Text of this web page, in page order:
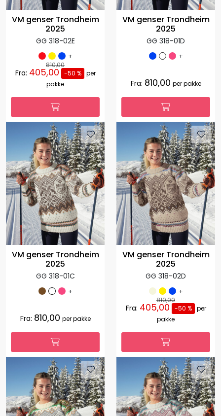
VM genser Trondheim
2025
GG 318-02E
+
810,00
Fra: 405,00 -50 %
per
pakke
VM genser Trondheim
2025
GG 318-01D
+
Fra: 810,00 per pakke
VM genser Trondheim
2025
GG 318-01C
+
Fra: 810,00 per pakke
VM genser Trondheim
2025
GG 318-02D
+
810,00
Fra: 405,00 -50 %
per
pakke